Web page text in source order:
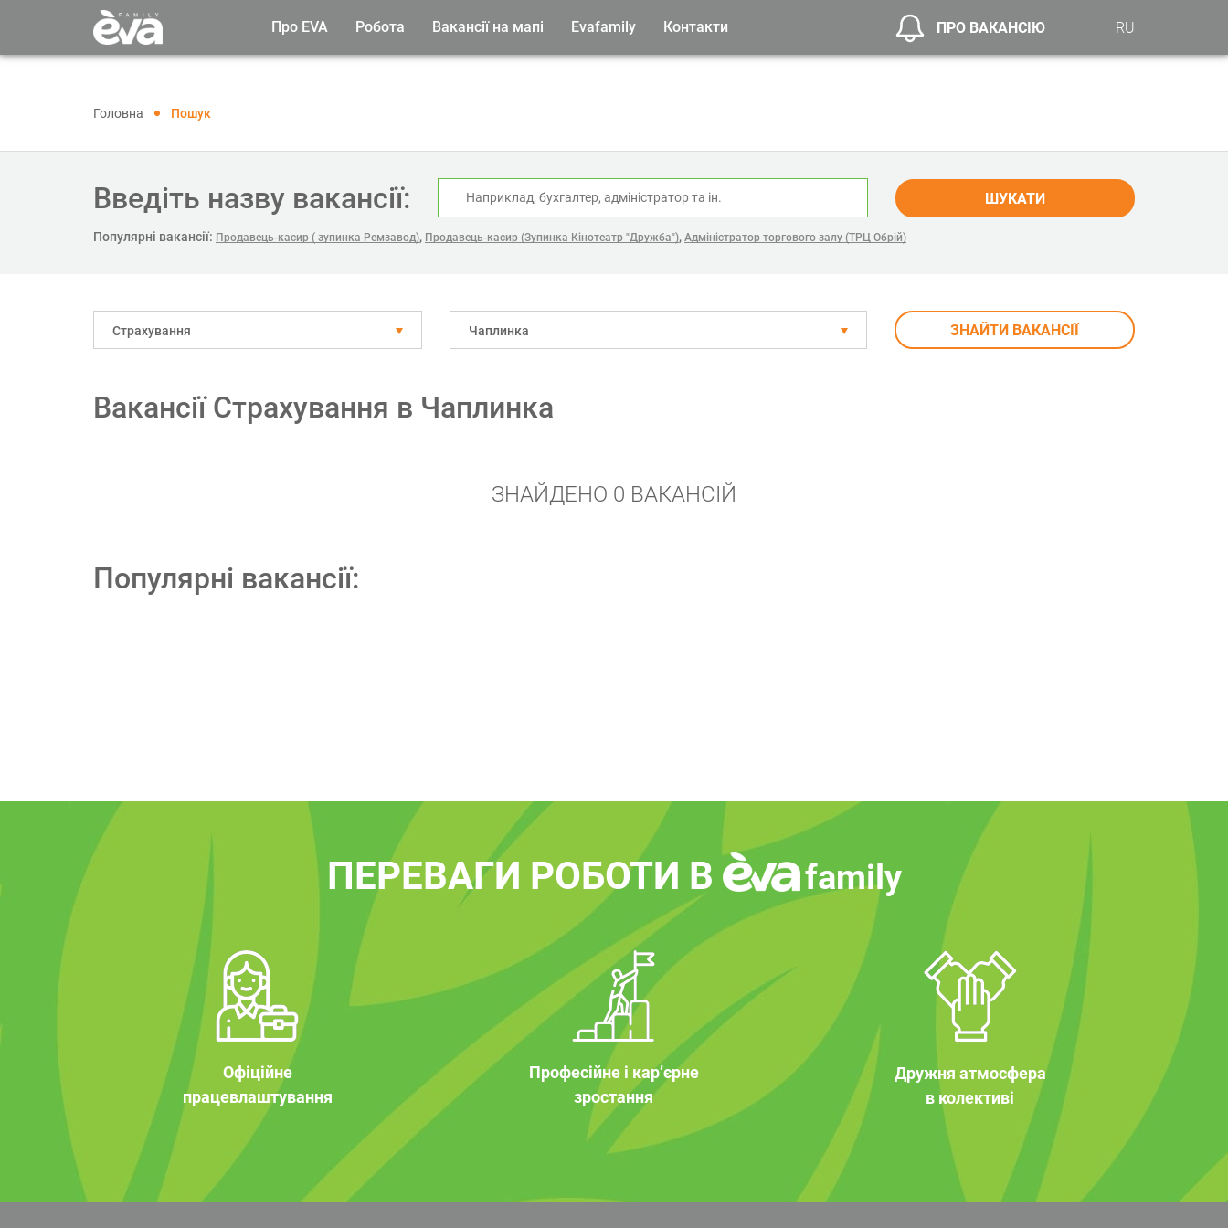
Про EVA Робота Вакансії на мапі Evafamily Контакти ПРО ВАКАНСІЮ RU
Головна Пошук
Введіть назву вакансії: ШУКАТИ
Популярні вакансії: Продавець-касир ( зупинка Ремзавод), Продавець-касир (Зупинка Кінотеатр "Дружба"), Адміністратор торгового залу (ТРЦ Обрій)
Страхування Чаплинка ЗНАЙТИ ВАКАНСІЇ
Вакансії Страхування в Чаплинка
ЗНАЙДЕНО 0 ВАКАНСІЙ
Популярні вакансії:
ПЕРЕВАГИ РОБОТИ В family
Офіційне
працевлаштування
Професійне і кар’єрне
зростання
Дружня атмосфера
в колективі